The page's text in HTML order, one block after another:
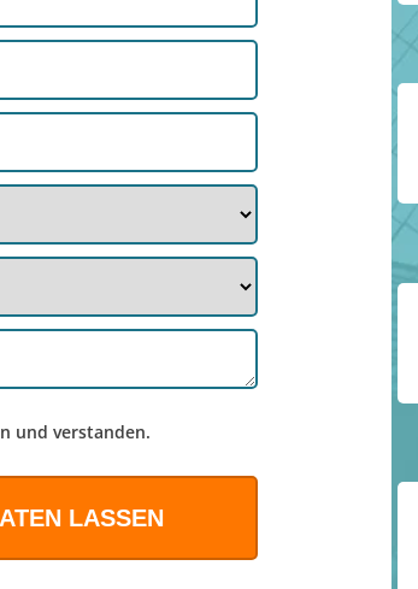
und verstanden.